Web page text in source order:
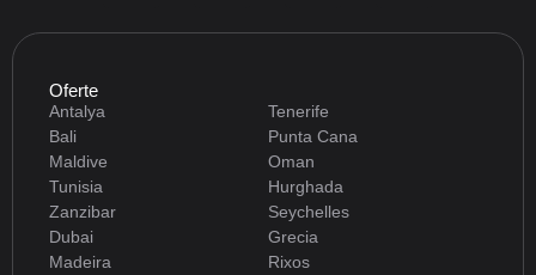
Oferte
Antalya
Tenerife
Bali
Punta Cana
Maldive
Oman
Tunisia
Hurghada
Zanzibar
Seychelles
Dubai
Grecia
Madeira
Rixos